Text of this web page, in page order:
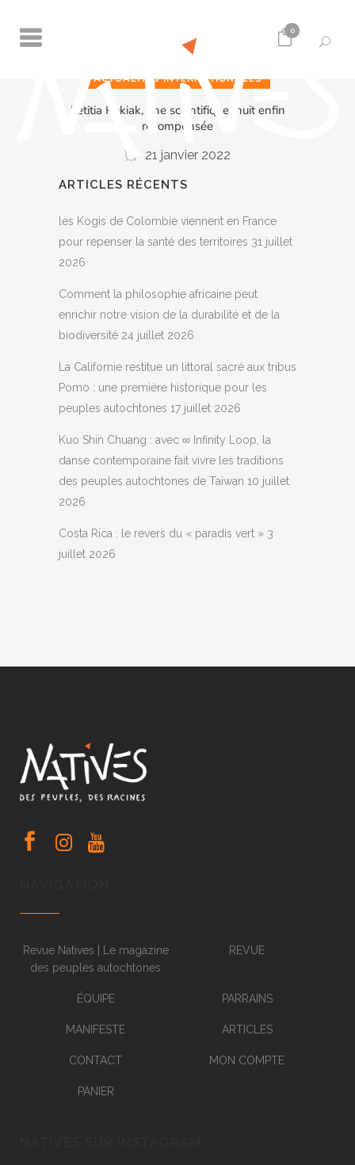
0
ACTUALITÉS INTERNATIONALES
Letitia Pokiak, une scientifique Inuit enfin
récompensée
21 janvier 2022
ARTICLES RÉCENTS
les Kogis de Colombie viennent en France
pour repenser la santé des territoires 31 juillet
2026
Comment la philosophie africaine peut
enrichir notre vision de la durabilité et de la
biodiversité 24 juillet 2026
La Californie restitue un littoral sacré aux tribus
Pomo : une première historique pour les
peuples autochtones 17 juillet 2026
Kuo Shin Chuang : avec ∞ Infinity Loop, la
danse contemporaine fait vivre les traditions
des peuples autochtones de Taïwan 10 juillet
2026
Costa Rica : le revers du « paradis vert » 3
juillet 2026
Revue Natives | Le magazine
des peuples autochtones
REVUE
ÉQUIPE PARRAINS
MANIFESTE ARTICLES
CONTACT MON COMPTE
PANIER